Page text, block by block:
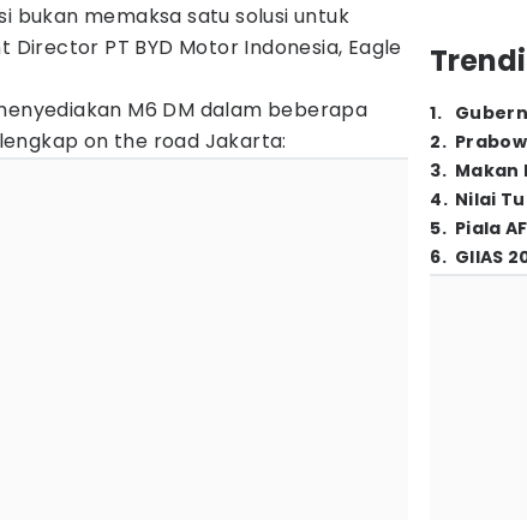
bukan memaksa satu solusi untuk
PT BYD Motor Indonesia, Eagle
M6 DM dalam beberapa
on the road Jakarta:
1.
2.
3. Makan
4. Nilai
5. Piala
6. GIIAS